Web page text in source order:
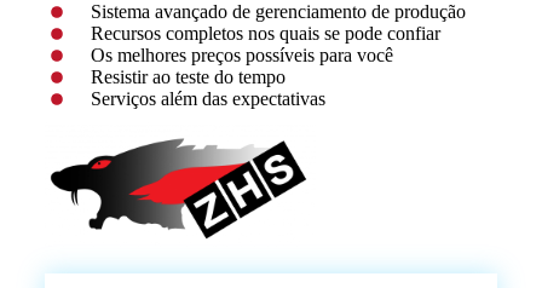
Sistema avançado de gerenciamento de produção
Recursos completos nos quais se pode confiar
Os melhores preços possíveis para você
Resistir ao teste do tempo
Serviços além das expectativas